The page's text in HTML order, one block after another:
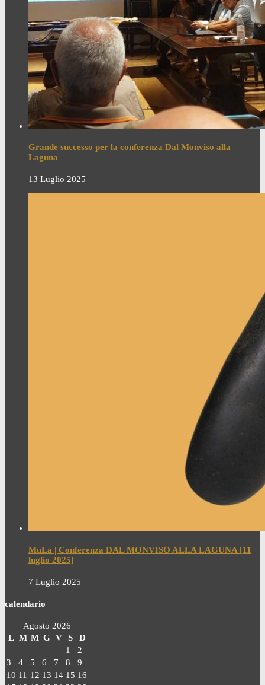
Grande successo per la conferenza Dal Monviso alla
Laguna
13 Luglio 2025
MuLa | Conferenza DAL MONVISO ALLA LAGUNA [11
luglio 2025]
7 Luglio 2025
calendario
Agosto 2026
L M M G V S
D
1
2
3
4 5 6 7 8
9
10 11 12 13 14 15 16